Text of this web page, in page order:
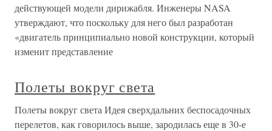
действующей модели дирижабля. Инженеры NASA
утверждают, что поскольку для него был разработан
«двигатель принципиально новой конструкции, который
изменит представление
Полеты вокруг света
Полеты вокруг света Идея сверхдальних беспосадочных
перелетов, как говорилось выше, зародилась еще в 30-е